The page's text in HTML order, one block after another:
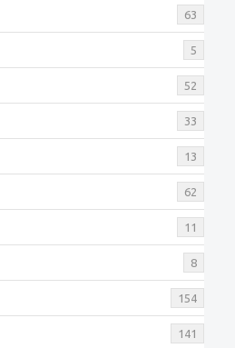
63
5
52
33
13
62
11
8
154
141